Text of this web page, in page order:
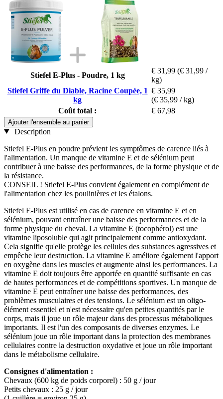
Stiefel E-Plus - Poudre, 1 kg
€ 31,99 (€ 31,99 /
kg)
Stiefel Griffe du Diable, Racine Coupée, 1
kg
€ 35,99
(€ 35,99 / kg)
Coût total :
€ 67,98
Ajouter l'ensemble au panier
Description
Stiefel E-Plus en poudre prévient les symptômes de carence liés à
l'alimentation. Un manque de vitamine E et de sélénium peut
contribuer à une baisse des performances, de la forme physique et de
la résistance.
CONSEIL ! Stiefel E-Plus convient également en complément de
l'alimentation chez les poulinières et les étalons.
Stiefel E-Plus est utilisé en cas de carence en vitamine E et en
sélénium, pouvant entraîner une baisse des performances et de la
forme physique du cheval. La vitamine E (tocophérol) est une
vitamine liposoluble qui agit principalement comme antioxydant.
Cela signifie qu'elle protège les cellules des substances agressives et
empêche leur destruction. La vitamine E améliore également l'apport
en oxygène dans les muscles et augmente ainsi les performances. La
vitamine E doit toujours être apportée en quantité suffisante en cas
de hautes performances et de compétitions sportives. Un manque de
vitamine E peut entraîner une baisse des performances, des
problèmes musculaires et des tensions. Le sélénium est un oligo-
élément essentiel et n'est nécessaire qu'en petites quantités par le
corps, mais il joue un rôle majeur dans des processus métaboliques
importants. Il est l'un des composants de diverses enzymes. Le
sélénium joue un rôle important dans la protection des membranes
cellulaires contre la destruction oxydative et joue un rôle important
dans le métabolisme cellulaire.
Consignes d'alimentation :
Chevaux (600 kg de poids corporel) : 50 g / jour
Petits chevaux : 25 g / jour